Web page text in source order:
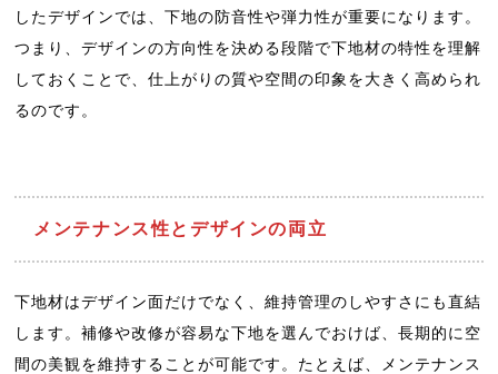
したデザインでは、下地の防音性や弾力性が重要になります。
つまり、デザインの方向性を決める段階で下地材の特性を理解
しておくことで、仕上がりの質や空間の印象を大きく高められ
るのです。
メンテナンス性とデザインの両立
下地材はデザイン面だけでなく、維持管理のしやすさにも直結
します。補修や改修が容易な下地を選んでおけば、長期的に空
間の美観を維持することが可能です。たとえば、メンテナンス